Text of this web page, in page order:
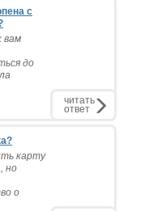
с
вам
до
читать
ответ
карту
но
о